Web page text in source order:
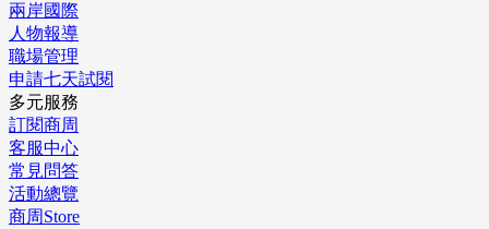
兩岸國際
人物報導
職場管理
申請七天試閱
多元服務
訂閱商周
客服中心
常見問答
活動總覽
商周Store